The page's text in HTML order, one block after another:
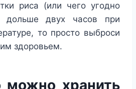
риса (или чего угодно
дольше двух часов при
то просто выброси
здоровьем.
можно хранить